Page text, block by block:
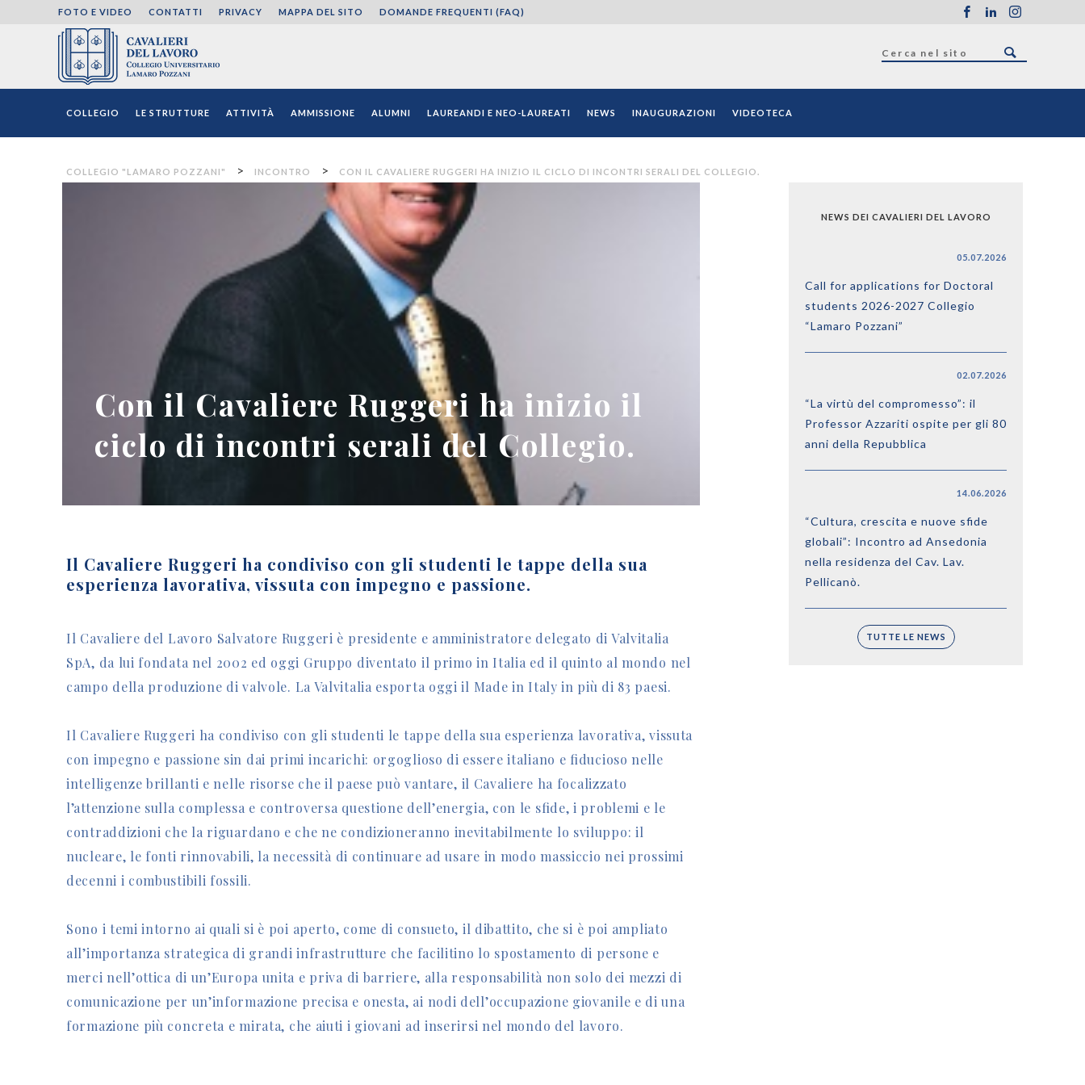
FOTO E VIDEO CONTATTI PRIVACY MAPPA DEL SITO DOMANDE FREQUENTI (FAQ)
COLLEGIO LE STRUTTURE ATTIVITÀ AMMISSIONE ALUMNI LAUREANDI E NEO-LAUREATI NEWS INAUGURAZIONI VIDEOTECA
COLLEGIO "LAMARO POZZANI" > INCONTRO > CON IL CAVALIERE RUGGERI HA INIZIO IL CICLO DI INCONTRI SERALI DEL COLLEGIO.
Con il Cavaliere Ruggeri ha inizio il
ciclo di incontri serali del Collegio.
Il Cavaliere Ruggeri ha condiviso con gli studenti le tappe della sua
esperienza lavorativa, vissuta con impegno e passione.
Il Cavaliere del Lavoro Salvatore Ruggeri è presidente e amministratore delegato di Valvitalia
SpA, da lui fondata nel 2002 ed oggi Gruppo diventato il primo in Italia ed il quinto al mondo nel
campo della produzione di valvole. La Valvitalia esporta oggi il Made in Italy in più di 83 paesi.
Il Cavaliere Ruggeri ha condiviso con gli studenti le tappe della sua esperienza lavorativa, vissuta
con impegno e passione sin dai primi incarichi: orgoglioso di essere italiano e fiducioso nelle
intelligenze brillanti e nelle risorse che il paese può vantare, il Cavaliere ha focalizzato
l’attenzione sulla complessa e controversa questione dell’energia, con le sfide, i problemi e le
contraddizioni che la riguardano e che ne condizioneranno inevitabilmente lo sviluppo: il
nucleare, le fonti rinnovabili, la necessità di continuare ad usare in modo massiccio nei prossimi
decenni i combustibili fossili.
Sono i temi intorno ai quali si è poi aperto, come di consueto, il dibattito, che si è poi ampliato
all’importanza strategica di grandi infrastrutture che facilitino lo spostamento di persone e
merci nell’ottica di un’Europa unita e priva di barriere, alla responsabilità non solo dei mezzi di
comunicazione per un’informazione precisa e onesta, ai nodi dell’occupazione giovanile e di una
formazione più concreta e mirata, che aiuti i giovani ad inserirsi nel mondo del lavoro.
NEWS DEI CAVALIERI DEL LAVORO
05.07.2026
Call for applications for Doctoral
students 2026-2027 Collegio
“Lamaro Pozzani”
02.07.2026
“La virtù del compromesso”: il
Professor Azzariti ospite per gli 80
anni della Repubblica
14.06.2026
“Cultura, crescita e nuove sfide
globali”: Incontro ad Ansedonia
nella residenza del Cav. Lav.
Pellicanò.
TUTTE LE NEWS